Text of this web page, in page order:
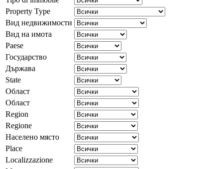
Property Type
Вид недвижимости
Вид на имота
Paese
Государство
Държава
State
Област
Област
Region
Regione
Населено място
Place
Localizzazione